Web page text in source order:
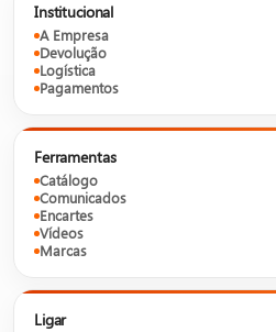
Institucional
A Empresa
Devolução
Logística
Pagamentos
Ferramentas
Catálogo
Comunicados
Encartes
Vídeos
Marcas
Ligar